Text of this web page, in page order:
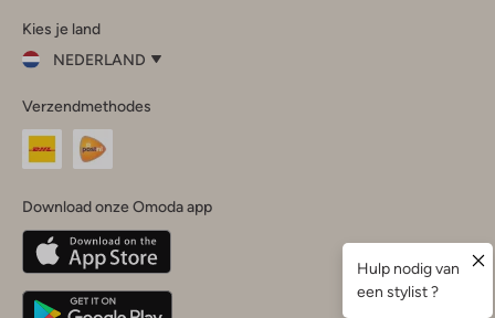
InstagramFacebook
Kies je land
NEDERLAND
je
land
Nederland
Belgique(Français)
Deutschland
Verzendmethodes
Download onze Omoda app